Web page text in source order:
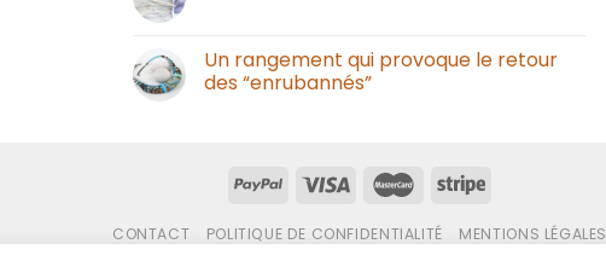
Un rangement qui provoque le retour
des “enrubannés”
CONTACT POLITIQUE DE CONFIDENTIALITÉ MENTIONS LÉGALES